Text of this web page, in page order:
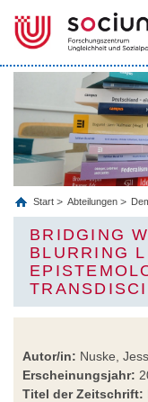
Start Abteilungen
BRIDGING
BLURRING
Autor/in: Nuske,
Erscheinungsjahr:
Titel der Zeitschrift: